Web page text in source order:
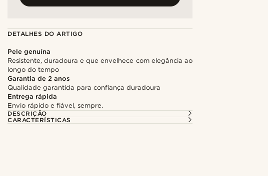
DETALHES DO ARTIGO
Pele genuína
Resistente, duradoura e que envelhece com elegância ao
longo do tempo
Garantia de 2 anos
Qualidade garantida para confiança duradoura
Entrega rápida
Envio rápido e fiável, sempre.
DESCRIÇÃO
CARACTERÍSTICAS